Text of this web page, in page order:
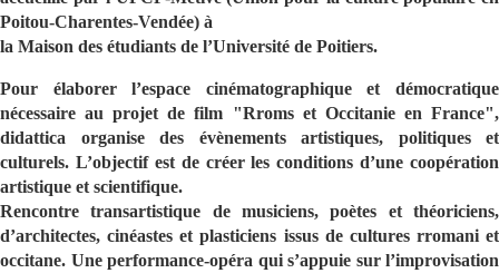
Poitou-Charentes-Vendée) à
la Maison des étudiants de l’Université de Poitiers.
Pour élaborer l’espace cinématographique et démocratique
nécessaire au projet de film "Rroms et Occitanie en France",
didattica organise des évènements artistiques, politiques et
culturels. L’objectif est de créer les conditions d’une coopération
artistique et scientifique.
Rencontre transartistique de musiciens, poètes et théoriciens,
d’architectes, cinéastes et plasticiens issus de cultures rromani et
occitane. Une performance-opéra qui s’appuie sur l’improvisation